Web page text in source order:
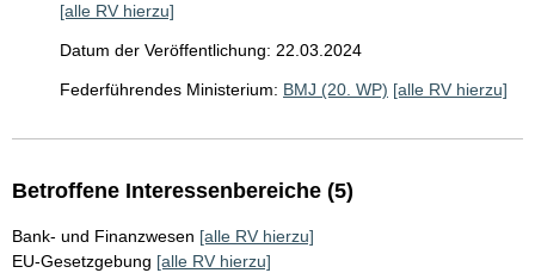
[alle RV hierzu]
Datum der Veröffentlichung: 22.03.2024
Federführendes Ministerium: BMJ (20. WP) [alle RV hierzu]
Betroffene Interessenbereiche (5)
Bank- und Finanzwesen [alle RV hierzu]
EU-Gesetzgebung [alle RV hierzu]